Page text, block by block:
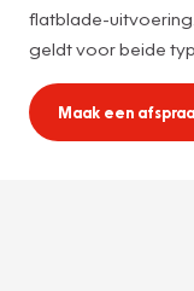
flatblade-
geldt voor beide
Maak een